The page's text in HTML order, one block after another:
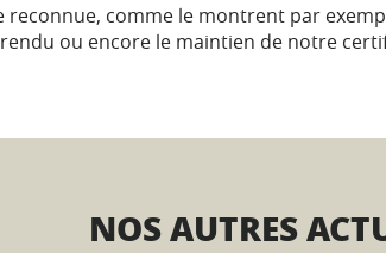
reconnue, comme le montrent par
ou encore le maintien de notre
NOS AUTRES